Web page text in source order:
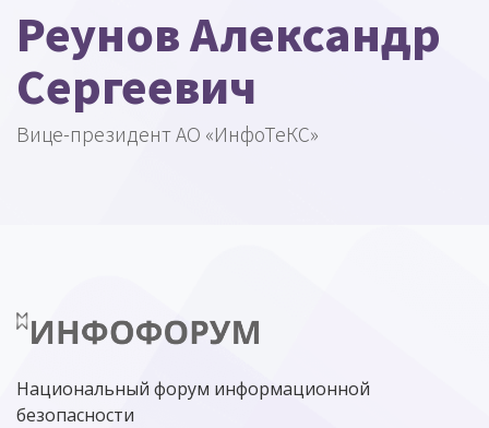
Реунов Александр
Сергеевич
Вице-президент АО «ИнфоТеКС»
Национальный форум информационной
безопасности